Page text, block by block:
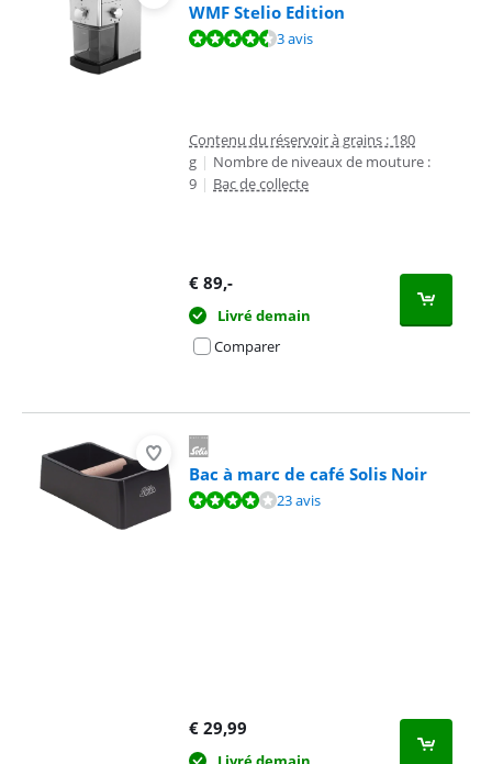
WMF Stelio Edition
La note est de 8,5 sur 10, basée sur 3 avis.3 avis
Contenu du réservoir à grains : 180
g | Nombre de niveaux de mouture :
9 | Bac de collecte
€ 89,-
Livré demain
Comparer
Bac à marc de café Solis Noir
La note est de 8,4 sur 10, basée sur 23 avis.23 avis
€ 29,99